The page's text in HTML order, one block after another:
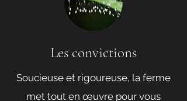
Les convictions
Soucieuse et rigoureuse, la ferme
met tout en œuvre pour vous